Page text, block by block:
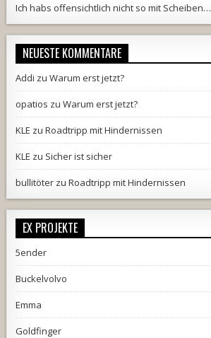
Ich habs offensichtlich nicht so mit Scheiben…
NEUESTE KOMMENTARE
Addi zuWarum erst jetzt?
opatios zuWarum erst jetzt?
KLE zuRoadtripp mit Hindernissen
KLE zu Sicher ist sicher
bullitöter zuRoadtripp mit Hindernissen
EX PROJEKTE
5ender
Buckelvolvo
Emma
Goldfinger